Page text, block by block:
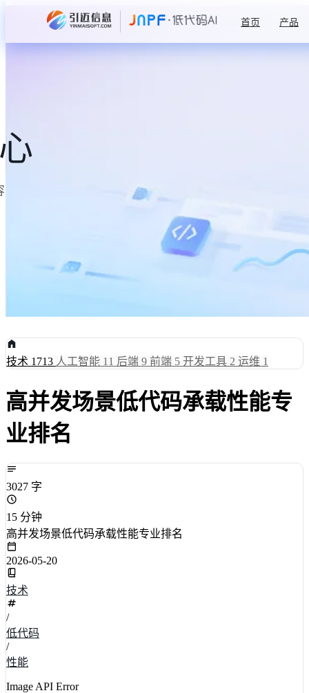
首页 产品
技术 1713 人工智能 11 后端 9 前端 5 开发工具 2 运维 1
高并发场景低代码承载性能专
业排名
3027 字
15 分钟
高并发场景低代码承载性能专业排名
2026-05-20
技术
/
低代码
/
性能
Image API Error